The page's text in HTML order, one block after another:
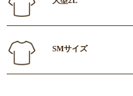
SMサイズ